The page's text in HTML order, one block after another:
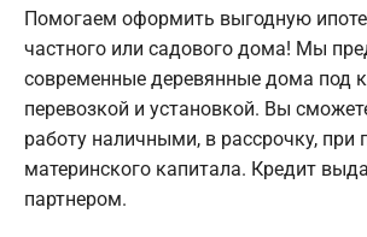
Помогаем оформить выгодную
частного или садового дома! Мы
современные деревянные дома под
перевозкой и установкой. Вы
работу наличными, в рассрочку, при
материнского капитала. Кредит
партнером.